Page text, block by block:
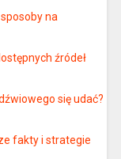
na
źródeł
się udać?
fakty i strategie